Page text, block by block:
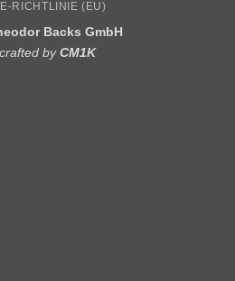
RICHTLINIE (EU)
Backs GmbH
byCM1K